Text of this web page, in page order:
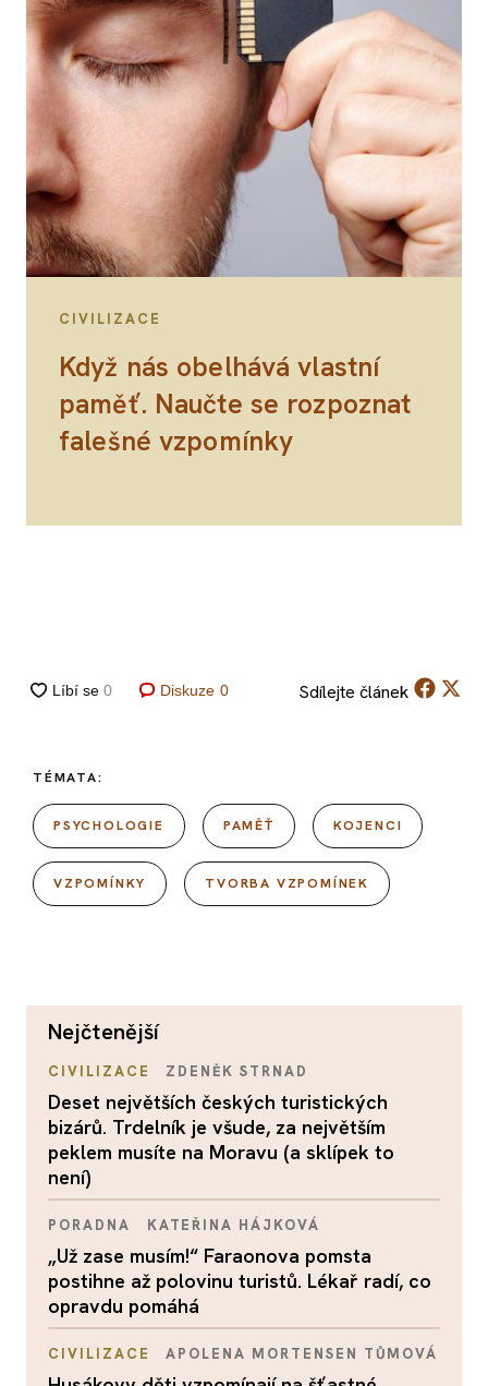
CIVILIZACE
Když nás obelhává vlastní
paměť. Naučte se rozpoznat
falešné vzpomínky
Diskuze 0 Sdílejte článek
TÉMATA:
PSYCHOLOGIE PAMĚŤ KOJENCI
VZPOMÍNKY TVORBA VZPOMÍNEK
nejčtenější
CIVILIZACE ZDENĚK STRNAD
Deset největších českých turistických
bizárů. Trdelník je všude, za největším
peklem musíte na Moravu (a sklípek to
není)
PORADNA KATEŘINA HÁJKOVÁ
„Už zase musím!“ Faraonova pomsta
postihne až polovinu turistů. Lékař radí, co
opravdu pomáhá
CIVILIZACE APOLENA MORTENSEN TŮMOVÁ